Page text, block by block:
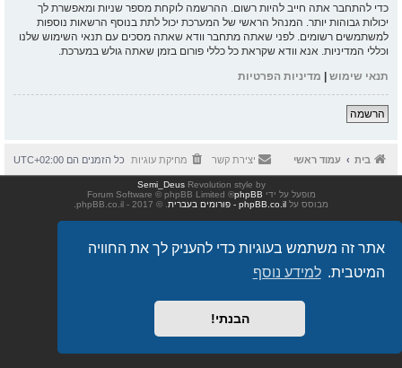
אתר זה משתמש בעוגיות כדי להעניק לך את החוויה
המיטבית. למידע נוסף
הבנתי!
כדי להתחבר אתה חייב להיות רשום. ההרשמה לוקחת מספר שניות ומאפשרת לך
יכולות גבוהות יותר. המנהל הראשי של המערכת יכול לתת בנוסף הרשאות נוספות
למשתמשים רשומים. לפני שאתה מתחבר וודא שאתה מסכים עם תנאי השימוש שלנו
וכללי המדיניות. אנא וודא שקראת כל כללי פורום בזמן שאתה גולש במערכת.
תנאי שימוש | מדיניות הפרטיות
הרשמה
בית עמוד ראשי כל הזמנים הם UTC+02:00 מחיקת עוגיות יצירת קשר
Revolution style by
Semi_Deus
מופעל על ידי phpBB
® Forum Software © phpBB Limited
מבוסס על phpBB.co.il - פורומים בעברית . © 2017 - phpBB.co.il.